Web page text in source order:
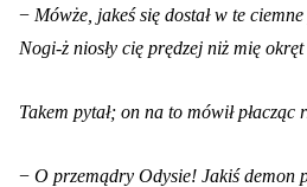
− Mówże, jakeś się dostał w te
Nogi-ż niosły cię prędzej niż mię
Takem pytał; on na to mówił płacząc
−O przemądry Odysie! Jakiś demon